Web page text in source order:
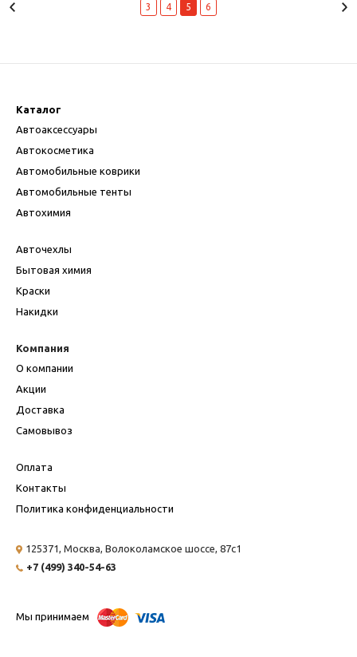
3 4 5 6
Каталог
Автоаксессуары
Автокосметика
Автомобильные коврики
Автомобильные тенты
Автохимия
Авточехлы
Бытовая химия
Краски
Накидки
Компания
О компании
Акции
Доставка
Самовывоз
Оплата
Контакты
Политика конфиденциальности
125371, Москва, Волоколамское шоссе, 87с1
+7 (499) 340-54-63
Мы принимаем